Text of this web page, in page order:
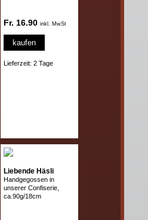
Fr. 16.90 inkl. MwSt
kaufen
Lieferzeit: 2 Tage
Liebende Häsli
Handgegossen in
unserer Confiserie,
ca.90g/18cm